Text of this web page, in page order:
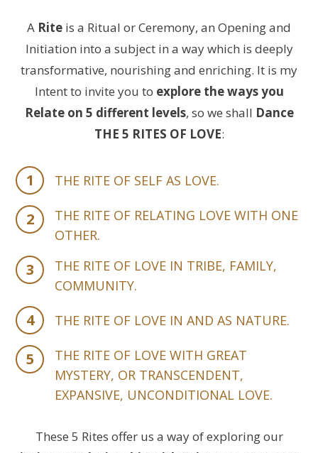
A Rite is a Ritual or Ceremony, an Opening and
Initiation into a subject in a way which is deeply
transformative, nourishing and enriching. It is my
Intent to invite you to explore the ways you
Relate on 5 different levels, so we shall Dance
THE 5 RITES OF LOVE:
1 THE RITE OF SELF AS LOVE.
2
THE RITE OF RELATING LOVE WITH ONE
OTHER.
3
THE RITE OF LOVE IN TRIBE, FAMILY,
COMMUNITY.
4 THE RITE OF LOVE IN AND AS NATURE.
5
THE RITE OF LOVE WITH GREAT
MYSTERY, OR TRANSCENDENT,
EXPANSIVE, UNCONDITIONAL LOVE.
These 5 Rites offer us a way of exploring our